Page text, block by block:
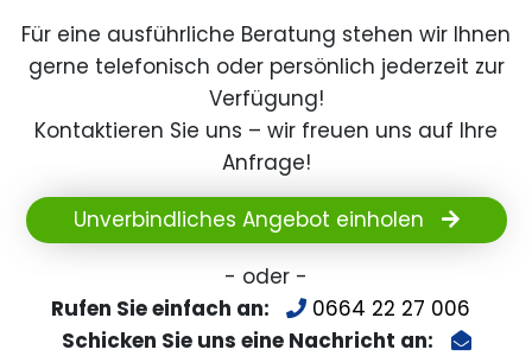
Für eine ausführliche Beratung stehen wir Ihnen
gerne telefonisch oder persönlich jederzeit zur
Verfügung!
Kontaktieren Sie uns – wir freuen uns auf Ihre
Anfrage!
Unverbindliches Angebot einholen
- oder -
Rufen Sie einfach an:
0664 22 27 006
Schicken Sie uns eine Nachricht an: